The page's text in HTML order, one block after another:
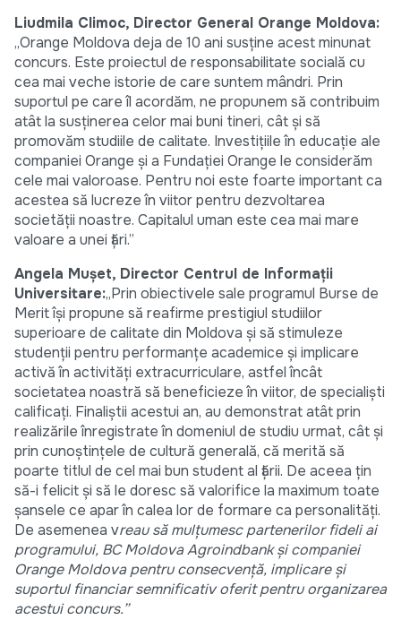
Liudmila Climoc, Director General Orange Moldova:
„Orange Moldova deja de 10 ani susţine acest minunat
concurs. Este proiectul de responsabilitate socială cu
cea mai veche istorie de care suntem mândri. Prin
suportul pe care îl acordăm, ne propunem să contribuim
atât la susţinerea celor mai buni tineri, cât şi să
promovăm studiile de calitate. Investiţiile în educaţie ale
companiei Orange şi a Fundaţiei Orange le considerăm
cele mai valoroase. Pentru noi este foarte important ca
acestea să lucreze în viitor pentru dezvoltarea
societăţii noastre. Capitalul uman este cea mai mare
valoare a unei ţări.”
Angela Muşet, Director Centrul de Informaţii
Universitare:„Prin obiectivele sale programul Burse de
Merit îşi propune să reafirme prestigiul studiilor
superioare de calitate din Moldova şi să stimuleze
studenţii pentru performanţe academice şi implicare
activă în activităţi extracurriculare, astfel încât
societatea noastră să beneficieze în viitor, de specialişti
calificaţi. Finaliştii acestui an, au demonstrat atât prin
realizările înregistrate în domeniul de studiu urmat, cât şi
prin cunoştinţele de cultură generală, că merită să
poarte titlul de cel mai bun student al ţării. De aceea ţin
să-i felicit şi să le doresc să valorifice la maximum toate
şansele ce apar în calea lor de formare ca personalităţi.
De asemenea vreau să mulţumesc partenerilor fideli ai
programului, BC Moldova Agroindbank şi companiei
Orange Moldova pentru consecvenţă, implicare şi
suportul financiar semnificativ oferit pentru organizarea
acestui concurs.”